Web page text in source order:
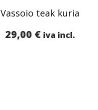
Vassoio teak kuria
29,00 € iva incl.